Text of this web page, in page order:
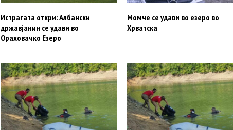
Истрагата откри: Албански
државјанин се удави во
Ораховачко Езеро
Момче се удави во езеро во
Хрватска